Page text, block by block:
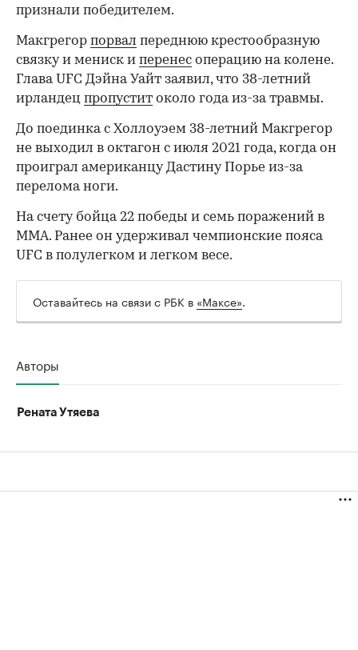
признали победителем.
Макгрегор порвал переднюю крестообразную
связку и мениск и перенес операцию на колене.
Глава UFC Дэйна Уайт заявил, что 38-летний
ирландец пропустит около года из-за травмы.
До поединка с Холлоуэем 38-летний Макгрегор
не выходил в октагон с июля 2021 года, когда он
проиграл американцу Дастину Порье из-за
перелома ноги.
На счету бойца 22 победы и семь поражений в
ММА. Ранее он удерживал чемпионские пояса
UFC в полулегком и легком весе.
Оставайтесь на связи с РБК в «Максе».
Авторы
Рената Утяева